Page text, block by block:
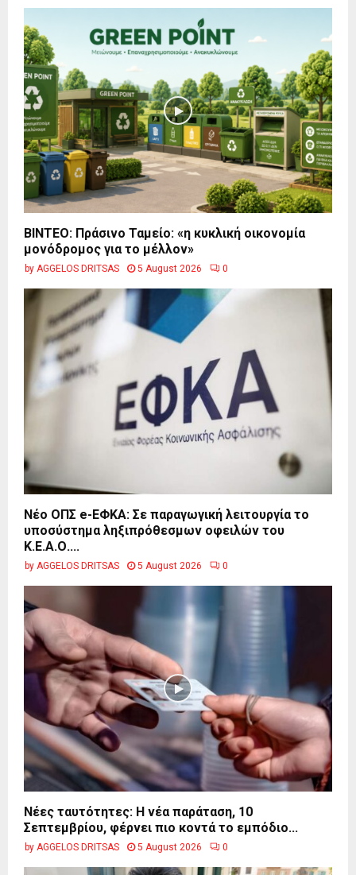
BINTEO: Πράσινο Ταμείο: «η κυκλική οικονομία
μονόδρομος για το μέλλον»
by AGGELOS DRITSAS 5 August 2026 0
Νέο ΟΠΣ e-ΕΦΚΑ: Σε παραγωγική λειτουργία το
υποσύστημα ληξιπρόθεσμων οφειλών του
Κ.Ε.Α.Ο....
by AGGELOS DRITSAS 5 August 2026 0
Νέες ταυτότητες: Η νέα παράταση, 10
Σεπτεμβρίου, φέρνει πιο κοντά το εμπόδιο...
by AGGELOS DRITSAS 5 August 2026 0